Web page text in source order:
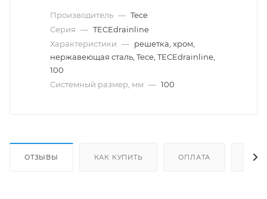
Производитель — Tece
Серия — TECEdrainline
Характеристики — решетка, хром,
нержавеющая сталь, Tece, TECEdrainline,
100
Системный размер, мм — 100
ОТЗЫВЫ КАК КУПИТЬ ОПЛАТА